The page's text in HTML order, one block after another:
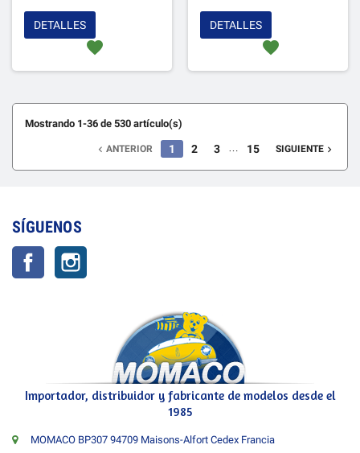
favorite
DETALLES
favorite
DETALLES
Mostrando 1-36 de 530 artículo(s)
 ANTERIOR 1 2 3 … 15 SIGUIENTE 
SÍGUENOS
Facebook
Importador, distribuidor y fabricante de modelos desde el
1985
MOMACO BP307 94709 Maisons-Alfort Cedex Francia